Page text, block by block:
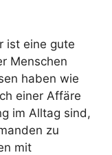
ist eine gute
Menschen
haben wie
einer Affäre
im Alltag sind,
zu
mit